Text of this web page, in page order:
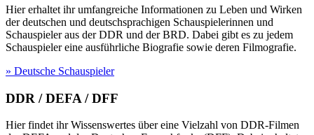
Hier erhaltet ihr umfangreiche Informationen zu Leben und Wirken
der deutschen und deutschsprachigen Schauspielerinnen und
Schauspieler aus der DDR und der BRD. Dabei gibt es zu jedem
Schauspieler eine ausführliche Biografie sowie deren Filmografie.
» Deutsche Schauspieler
DDR / DEFA / DFF
Hier findet ihr Wissenswertes über eine Vielzahl von DDR-Filmen